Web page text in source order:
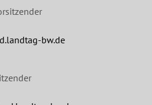
bw.de